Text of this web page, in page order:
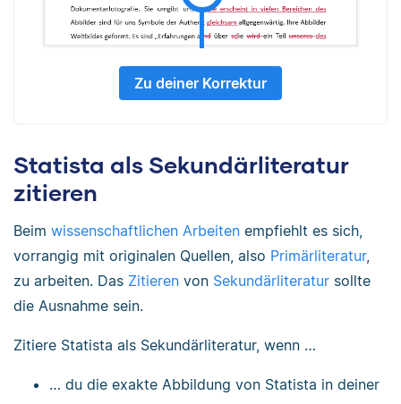
Zu deiner Korrektur
Statista als Sekundärliteratur
zitieren
Beim wissenschaftlichen Arbeiten empfiehlt es sich,
vorrangig mit originalen Quellen, also Primärliteratur,
zu arbeiten. Das Zitieren von Sekundärliteratur sollte
die Ausnahme sein.
Zitiere Statista als Sekundärliteratur, wenn …
… du die exakte Abbildung von Statista in deiner